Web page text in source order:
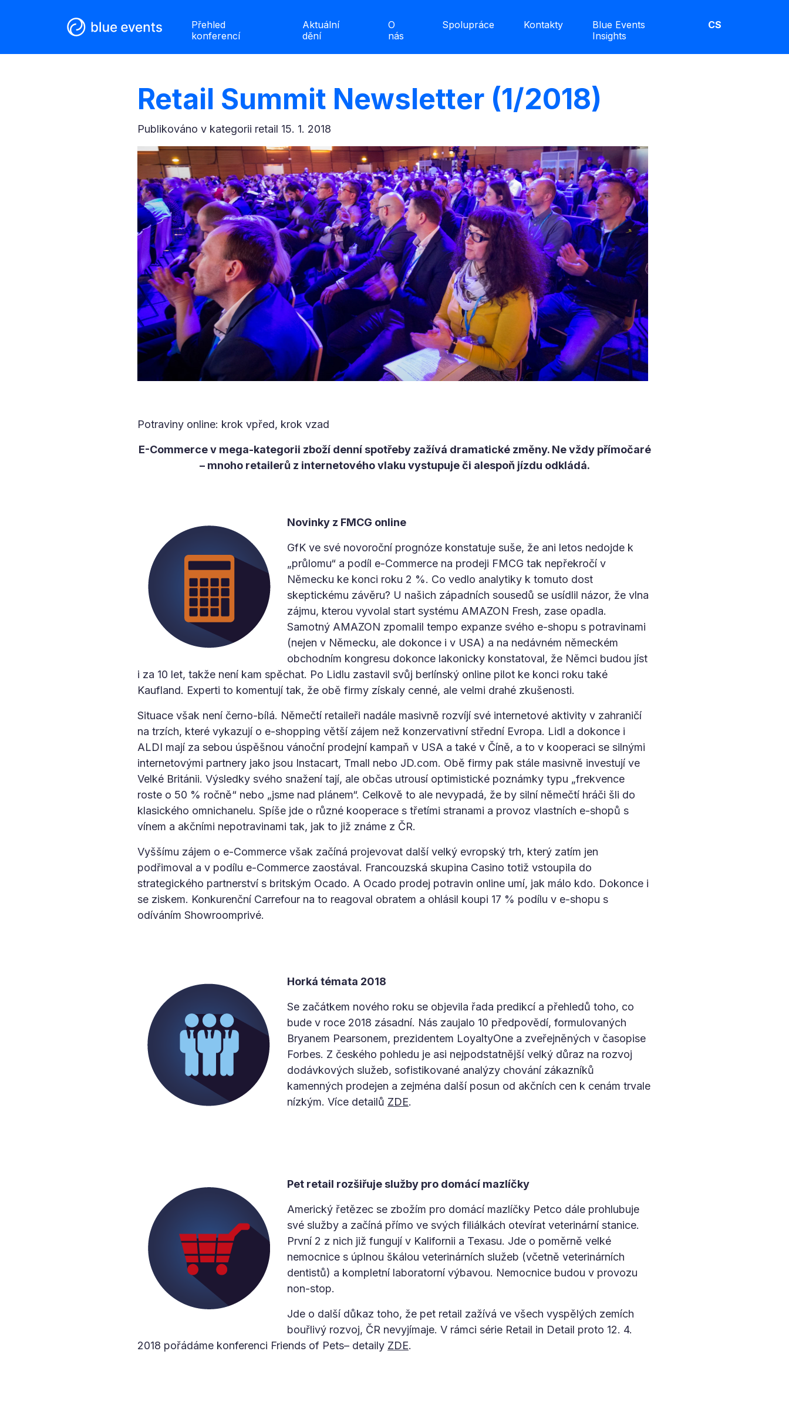
Přehled
konferencí
Aktuální
dění
O
nás
Spolupráce Kontakty
Blue Events
Insights
CS
Retail Summit Newsletter (1/2018)
Publikováno v kategorii retail 15. 1. 2018
Potraviny online: krok vpřed, krok vzad
E-Commerce v mega-kategorii zboží denní spotřeby zažívá dramatické změny. Ne vždy přímočaré
– mnoho retailerů z internetového vlaku vystupuje či alespoň jízdu odkládá.
Novinky z FMCG online
GfK ve své novoroční prognóze konstatuje suše, že ani letos nedojde k
„průlomu“ a podíl e-Commerce na prodeji FMCG tak nepřekročí v
Německu ke konci roku 2 %. Co vedlo analytiky k tomuto dost
skeptickému závěru? U našich západních sousedů se usídlil názor, že vlna
zájmu, kterou vyvolal start systému AMAZON Fresh, zase opadla.
Samotný AMAZON zpomalil tempo expanze svého e-shopu s potravinami
(nejen v Německu, ale dokonce i v USA) a na nedávném německém
obchodním kongresu dokonce lakonicky konstatoval, že Němci budou jíst
i za 10 let, takže není kam spěchat. Po Lidlu zastavil svůj berlínský online pilot ke konci roku také
Kaufland. Experti to komentují tak, že obě firmy získaly cenné, ale velmi drahé zkušenosti.
Situace však není černo-bílá. Němečtí retaileři nadále masivně rozvíjí své internetové aktivity v zahraničí
na trzích, které vykazují o e-shopping větší zájem než konzervativní střední Evropa. Lidl a dokonce i
ALDI mají za sebou úspěšnou vánoční prodejní kampaň v USA a také v Číně, a to v kooperaci se silnými
internetovými partnery jako jsou Instacart, Tmall nebo JD.com. Obě firmy pak stále masivně investují ve
Velké Británii. Výsledky svého snažení tají, ale občas utrousí optimistické poznámky typu „frekvence
roste o 50 % ročně“ nebo „jsme nad plánem“. Celkově to ale nevypadá, že by silní němečtí hráči šli do
klasického omnichanelu. Spíše jde o různé kooperace s třetími stranami a provoz vlastních e-shopů s
vínem a akčními nepotravinami tak, jak to již známe z ČR.
Vyššímu zájem o e-Commerce však začíná projevovat další velký evropský trh, který zatím jen
podřimoval a v podílu e-Commerce zaostával. Francouzská skupina Casino totiž vstoupila do
strategického partnerství s britským Ocado. A Ocado prodej potravin online umí, jak málo kdo. Dokonce i
se ziskem. Konkurenční Carrefour na to reagoval obratem a ohlásil koupi 17 % podílu v e-shopu s
odíváním Showroomprivé.
Horká témata 2018
Se začátkem nového roku se objevila řada predikcí a přehledů toho, co
bude v roce 2018 zásadní. Nás zaujalo 10 předpovědí, formulovaných
Bryanem Pearsonem, prezidentem LoyaltyOne a zveřejněných v časopise
Forbes. Z českého pohledu je asi nejpodstatnější velký důraz na rozvoj
dodávkových služeb, sofistikované analýzy chování zákazníků
kamenných prodejen a zejména další posun od akčních cen k cenám trvale
nízkým. Více detailů ZDE.
Pet retail rozšiřuje služby pro domácí mazlíčky
Americký řetězec se zbožím pro domácí mazlíčky Petco dále prohlubuje
své služby a začíná přímo ve svých filiálkách otevírat veterinární stanice.
První 2 z nich již fungují v Kalifornii a Texasu. Jde o poměrně velké
nemocnice s úplnou škálou veterinárních služeb (včetně veterinárních
dentistů) a kompletní laboratorní výbavou. Nemocnice budou v provozu
non-stop.
Jde o další důkaz toho, že pet retail zažívá ve všech vyspělých zemích
bouřlivý rozvoj, ČR nevyjímaje. V rámci série Retail in Detail proto 12. 4.
2018 pořádáme konferenci Friends of Pets– detaily ZDE.